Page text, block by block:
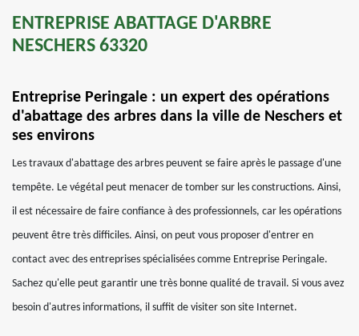
ENTREPRISE ABATTAGE D'ARBRE
NESCHERS 63320
Entreprise Peringale : un expert des opérations
d'abattage des arbres dans la ville de Neschers et
ses environs
Les travaux d'abattage des arbres peuvent se faire après le passage d'une
tempête. Le végétal peut menacer de tomber sur les constructions. Ainsi,
il est nécessaire de faire confiance à des professionnels, car les opérations
peuvent être très difficiles. Ainsi, on peut vous proposer d'entrer en
contact avec des entreprises spécialisées comme Entreprise Peringale.
Sachez qu'elle peut garantir une très bonne qualité de travail. Si vous avez
besoin d'autres informations, il suffit de visiter son site Internet.